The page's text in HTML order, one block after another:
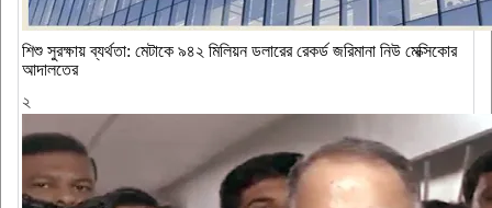
শিশু সুরক্ষায় ব্যর্থতা: মেটাকে ৯৪২ মিলিয়ন ডলারের রেকর্ড জরিমানা নিউ মেক্সিকোর
আদালতের
২